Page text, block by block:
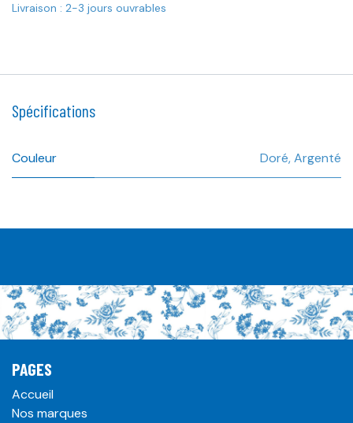
Livraison : 2-3 jours ouvrables
Spécifications
Couleur Doré,Argenté
PAGES
Accueil
Nos marques